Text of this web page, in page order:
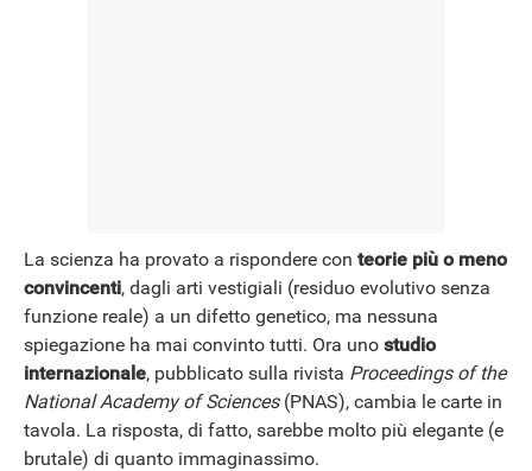
La scienza ha provato a rispondere con teorie più o meno
convincenti, dagli arti vestigiali (residuo evolutivo senza
funzione reale) a un difetto genetico, ma nessuna
spiegazione ha mai convinto tutti. Ora uno studio
internazionale, pubblicato sulla rivista Proceedings of the
National Academy of Sciences(PNAS), cambia le carte in
tavola. La risposta, di fatto, sarebbe molto più elegante (e
brutale) di quanto immaginassimo.